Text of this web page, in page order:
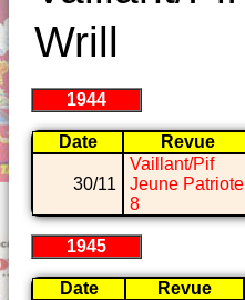
Wrill
1944
Date Revue
30/11
Vaillant/Pif
Jeune Patriote
8
1945
Date Revue